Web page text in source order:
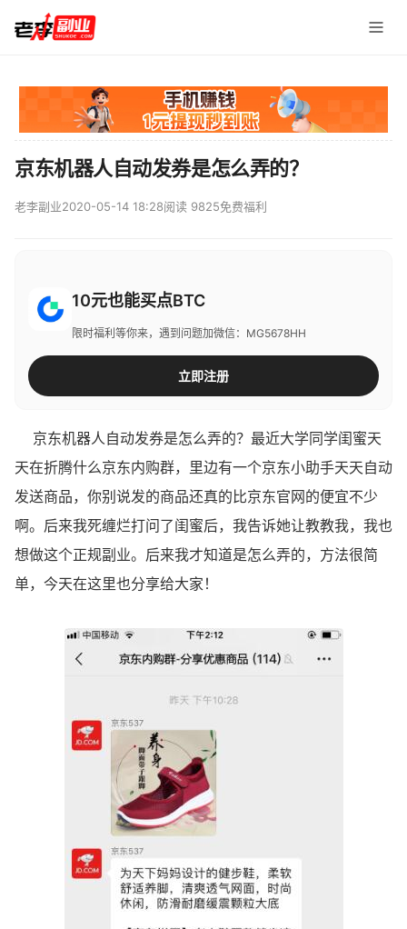
京东机器人自动发券是怎么弄的？
老李副业2020-05-14 18:28阅读 9825免费福利
10元也能买点BTC
限时福利等你来，遇到问题加微信：MG5678HH
立即注册
京东机器人自动发券是怎么弄的？最近大学同学闺蜜天
天在折腾什么京东内购群，里边有一个京东小助手天天自动
发送商品，你别说发的商品还真的比京东官网的便宜不少
啊。后来我死缠烂打问了闺蜜后，我告诉她让教教我，我也
想做这个正规副业。后来我才知道是怎么弄的，方法很简
单，今天在这里也分享给大家！